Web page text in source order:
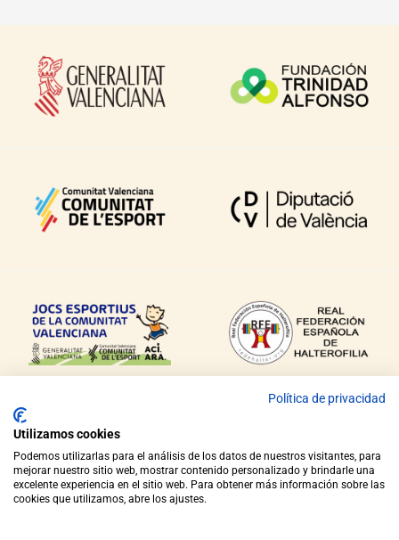
COPYRIGHT © 2021 FEDERACIÓ HALTEROFÍLIA COMUNITAT VALENCIANA
Política de privacidad
Utilizamos cookies
Podemos utilizarlas para el análisis de los datos de nuestros visitantes, para
mejorar nuestro sitio web, mostrar contenido personalizado y brindarle una
excelente experiencia en el sitio web. Para obtener más información sobre las
cookies que utilizamos, abre los ajustes.